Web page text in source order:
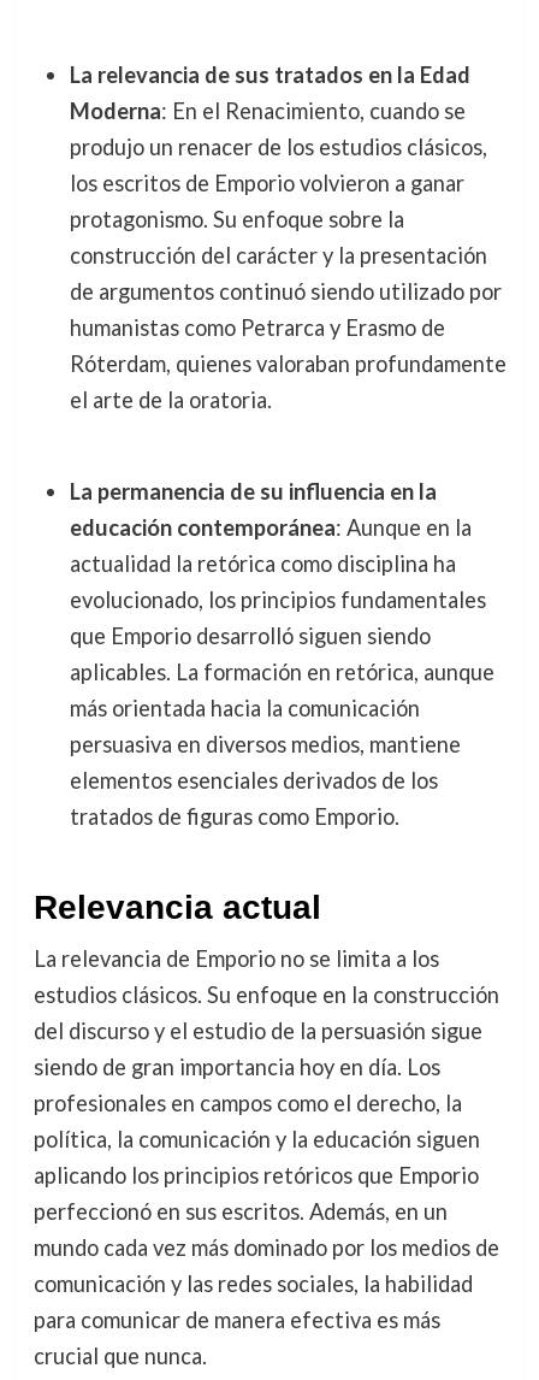
La relevancia de sus tratados en la Edad
Moderna: En el Renacimiento, cuando se
produjo un renacer de los estudios clásicos,
los escritos de Emporio volvieron a ganar
protagonismo. Su enfoque sobre la
construcción del carácter y la presentación
de argumentos continuó siendo utilizado por
humanistas como Petrarca y Erasmo de
Róterdam, quienes valoraban profundamente
el arte de la oratoria.
La permanencia de su influencia en la
educación contemporánea: Aunque en la
actualidad la retórica como disciplina ha
evolucionado, los principios fundamentales
que Emporio desarrolló siguen siendo
aplicables. La formación en retórica, aunque
más orientada hacia la comunicación
persuasiva en diversos medios, mantiene
elementos esenciales derivados de los
tratados de figuras como Emporio.
Relevancia actual
La relevancia de Emporio no se limita a los
estudios clásicos. Su enfoque en la construcción
del discurso y el estudio de la persuasión sigue
siendo de gran importancia hoy en día. Los
profesionales en campos como el derecho, la
política, la comunicación y la educación siguen
aplicando los principios retóricos que Emporio
perfeccionó en sus escritos. Además, en un
mundo cada vez más dominado por los medios de
comunicación y las redes sociales, la habilidad
para comunicar de manera efectiva es más
crucial que nunca.